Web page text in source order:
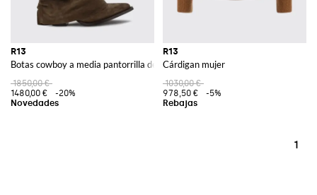
R13
Botas cowboy a media pantorrilla de piel de becerro vuelta
1850,00 €
1480,00 €
-20%
R13
Cárdigan mujer
1030,00 €
978,50 €
-5%
1